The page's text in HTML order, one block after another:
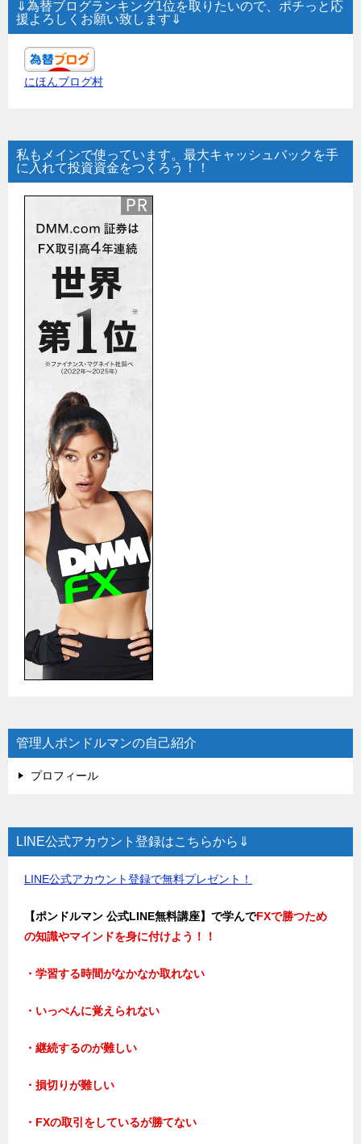
⇓為替ブログランキング1位を取りたいので、ポチっと応
援よろしくお願い致します⇓
にほんブログ村
私もメインで使っています。最大キャッシュバックを手
に入れて投資資金をつくろう！！
管理人ポンドルマンの自己紹介
プロフィール
LINE公式アカウント登録はこちらから⇓
LINE公式アカウント登録で無料プレゼント！
【ポンドルマン 公式LINE無料講座】で学んでFXで勝つため
の知識やマインドを身に付けよう！！
・学習する時間がなかなか取れない
・いっぺんに覚えられない
・継続するのが難しい
・損切りが難しい
・FXの取引をしているが勝てない